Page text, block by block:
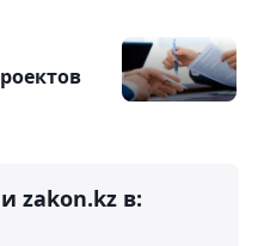
zakon.kz в: